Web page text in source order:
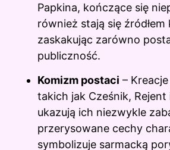
Papkina, kończące się
również stają się źródłem
zaskakując zarówno
publiczność.
Komizm postaci –
takich jak Cześnik, Rejent
ukazują ich niezwykle
przerysowane cechy
symbolizuje sarmacką